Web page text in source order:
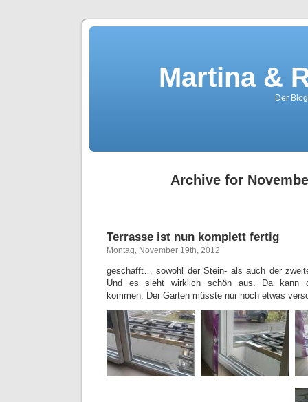
Martina &
Der
Archive for
Terrasse ist nun komplett fertig
Montag, November 19th, 2012
geschafft… sowohl der Stein- als auch der
Und es sieht wirklich schön aus. Da kann
kommen. Der Garten müsste nur noch etwas